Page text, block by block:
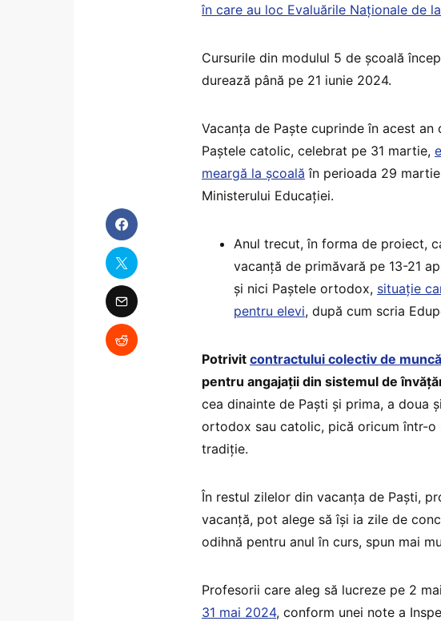
în care au loc Evaluările Naționale de
Cursurile din modulul 5 de școală
durează până pe 21 iunie 2024.
Vacanța de Paște cuprinde în acest
Paștele catolic, celebrat pe 31 martie,
meargă la școală în perioada 29
Ministerului Educației.
Anul trecut, în forma de proiect,
vacanță de primăvară pe 13-21
și nici Paștele ortodox, situație
pentru elevi, după cum scria
Potrivit contractului colectiv de
pentru angajații din sistemul de
cea dinainte de Paști și prima, a doua
ortodox sau catolic, pică oricum într-o
tradiție.
În restul zilelor din vacanța de Paști,
vacanță, pot alege să își ia zile de
odihnă pentru anul în curs, spun mai
Profesorii care aleg să lucreze pe 2 mai
31 mai 2024, conform unei note a